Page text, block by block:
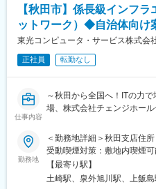
・保守点検：センサーや電
・その他：緊急対処、巡回、
■セコムで働く魅力
★評価制度※平均年収621万
資格級や年齢により毎年昇
★プライベートと両立
年間を通して自由な時期に
イフスタイルに合わせた幅
★キャリアステップ
入社後は「警備職、営業職
を歩むことが可能です。
【秋田市】係長級インフ
ットワーク）◆自治体向
東光コンピュータ・サービス株式会
正社員 転勤なし
仕事内容
～秋田から全国へ！ITの力
場、株式会社チェンジホー
「構築だけ」「運用だけ」
い仕事に物足りなさを感じて
当社は自治体・教育機関・
務システムの提供を行ってい
勤務地
＜勤務地詳細＞秋田支店住
受動喫煙対策：敷地内喫煙
る事業所
【最寄り駅】
土崎駅、泉外旭川駅、上飯島